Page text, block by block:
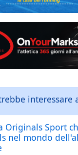
interessare
Originals Sport
nel mondo